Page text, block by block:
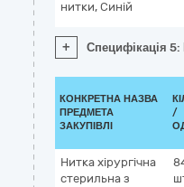
нитки, Синій
+ Специфікація
КОНКРЕТНА НАЗВА
ПРЕДМЕТА
ЗАКУПІВЛІ
/
Нитка хірургічна
стерильна з